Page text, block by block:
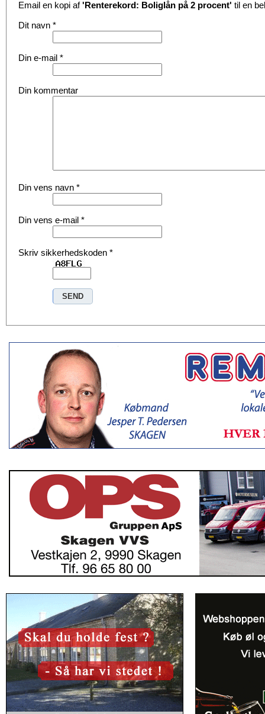
Email en kopi af'Renterekord: Boliglån på 2 procent' til en
Dit navn *
Din e-mail *
Din kommentar
Din vens navn *
Din vens e-mail *
Skriv sikkerhedskoden *